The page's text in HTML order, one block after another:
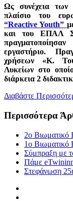
Ως συνέχεια των
πλαίσιο του
“Reactive Youth”
και του ΕΠΑΛ
εργαστήριο.
χρήσεων «Κ.
Λυκείων στο
διάρκεια 2
Διαβάστε
Περισσότερα
2ο Βιωματικό
1ο Βιωματικό
Σύμπραξη με
Πάμε
Στεφάνωση